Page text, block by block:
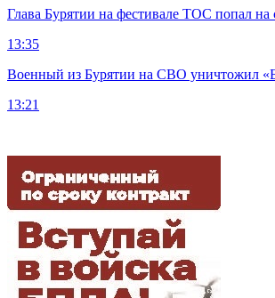
Глава Бурятии на фестивале ТОС попал на
13:35
Военный из Бурятии на СВО уничтожил
13:21